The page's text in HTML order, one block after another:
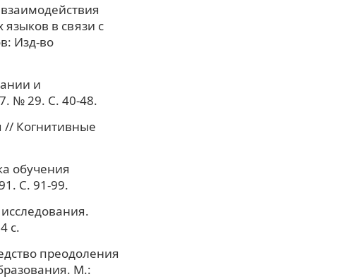
в связи с
Изд-во
и
№ 29. С. 40-48.
// Когнитивные
обучения
С. 91-99.
c.
преодоления
М.: